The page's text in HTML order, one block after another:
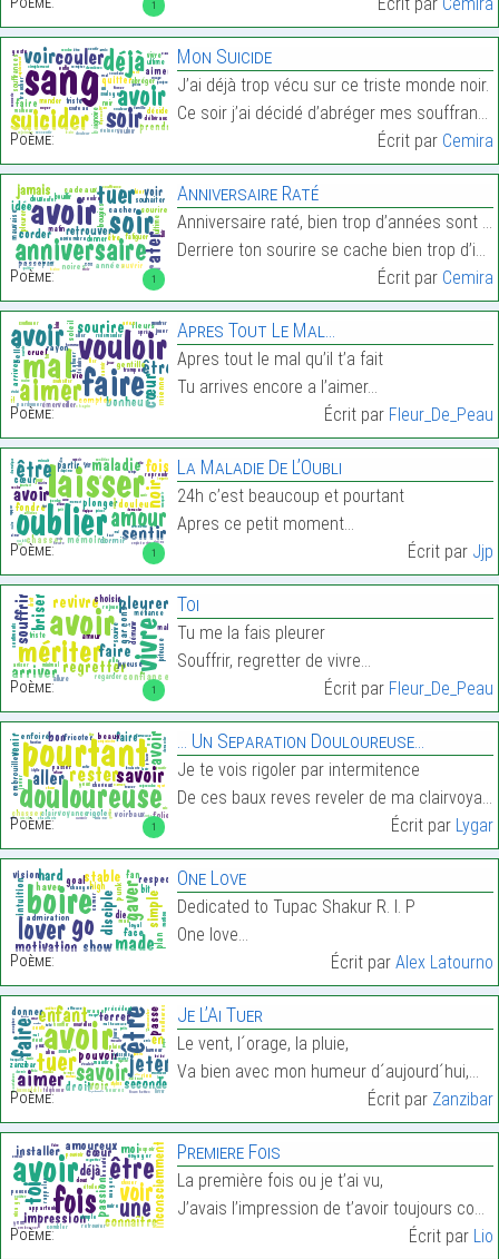
1
Poème:
Mon Suicide
J’ai déjà trop vécu sur ce triste monde noir.
Ce soir j’ai décidé d’abréger mes souffrances.…
Écrit par Cemira
1
Poème:
Anniversaire Raté
Anniversaire raté, bien trop d’années sont passées
Derriere ton sourire se cache bien trop d’idées no…
Écrit par Cemira
Poème:
Apres Tout Le Mal…
Apres tout le mal qu’il t’a fait
Tu arrives encore a l’aimer…
Écrit par Fleur_De_Peau
1
Poème:
La Maladie De L’Oubli
24h c’est beaucoup et pourtant
Apres ce petit moment…
Écrit par Jjp
1
Poème:
Toi
Tu me la fais pleurer
Souffrir, regretter de vivre…
Écrit par Fleur_De_Peau
1
Poème:
… Un Separation Douloureuse…
Je te vois rigoler par intermitence
De ces baux reves reveler de ma clairvoyance…
Écrit par Lygar
Poème:
One Love
Dedicated to Tupac Shakur R. I. P
One love…
Écrit par Alex Latourno
Poème:
Je L’Ai Tuer
Le vent, l´orage, la pluie,
Va bien avec mon humeur d´aujourd´hui,…
Écrit par Zanzibar
Poème:
Premiere Fois
La première fois ou je t’ai vu,
J’avais l’impression de t’avoir toujours connu.…
Écrit par Lio